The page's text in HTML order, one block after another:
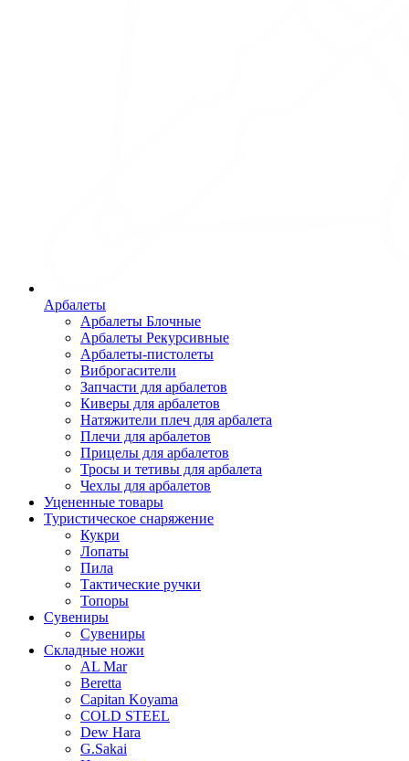
Арбалеты
Арбалеты Блочные
Арбалеты Рекурсивные
Арбалеты-пистолеты
Виброгасители
Запчасти для арбалетов
Киверы для арбалетов
Натяжители плеч для арбалета
Плечи для арбалетов
Прицелы для арбалетов
Тросы и тетивы для арбалета
Чехлы для арбалетов
Уцененные товары
Туристическое снаряжение
Кукри
Лопаты
Пила
Тактические ручки
Топоры
Сувениры
Сувениры
Складные ножи
AL Mar
Beretta
Capitan Koyama
COLD STEEL
Dew Hara
G.Sakai